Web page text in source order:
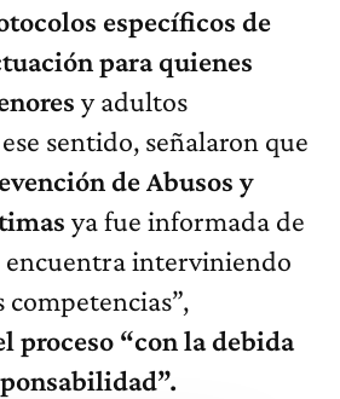
específicos de
para quienes
y adultos
sentido, señalaron que
de Abusos y
ya fue informada de
encuentra interviniendo
competencias”,
proceso “con la debida